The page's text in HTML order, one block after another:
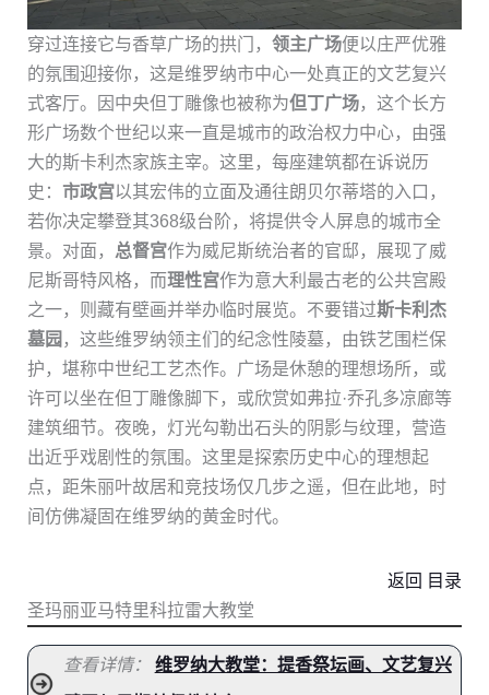
穿过连接它与香草广场的拱门， 领主广场便以庄严优雅
的氛围迎接你，这是维罗纳市中心一处真正的文艺复兴
式客厅。因中央但丁雕像也被称为但丁广场，这个长方
形广场数个世纪以来一直是城市的政治权力中心，由强
大的斯卡利杰家族主宰。这里，每座建筑都在诉说历
史： 市政宫以其宏伟的立面及通往朗贝尔蒂塔的入口，
若你决定攀登其368级台阶，将提供令人屏息的城市全
景。对面， 总督宫作为威尼斯统治者的官邸，展现了威
尼斯哥特风格，而理性宫作为意大利最古老的公共宫殿
之一，则藏有壁画并举办临时展览。不要错过斯卡利杰
墓园 ，这些维罗纳领主们的纪念性陵墓，由铁艺围栏保
护，堪称中世纪工艺杰作。广场是休憩的理想场所，或
许可以坐在但丁雕像脚下，或欣赏如弗拉·乔孔多凉廊等
建筑细节。夜晚，灯光勾勒出石头的阴影与纹理，营造
出近乎戏剧性的氛围。这里是探索历史中心的理想起
点，距朱丽叶故居和竞技场仅几步之遥，但在此地，时
间仿佛凝固在维罗纳的黄金时代。
圣玛丽亚马特里科拉雷大教堂
返回 目录
查看详情： 维罗纳大教堂：提香祭坛画、文艺复兴